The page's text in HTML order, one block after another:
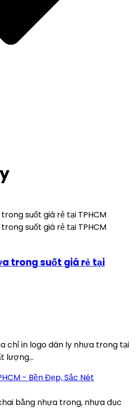
trong suốt giá rẻ tại
chỉ in logo dán ly nhựa trong tại
lượng...
- Bền Đẹp, Sắc Nét